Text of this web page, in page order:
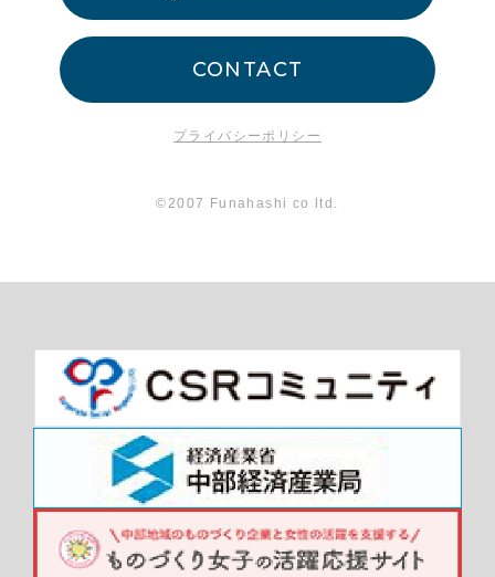
CONTACT
プライバシーポリシー
©2007 Funahashi co ltd.